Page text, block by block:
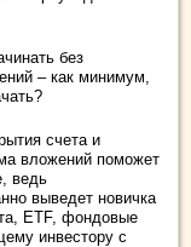
без
– как минимум,
счета и
вложений поможет
ведь
выведет новичка
ETF, фондовые
инвестору с